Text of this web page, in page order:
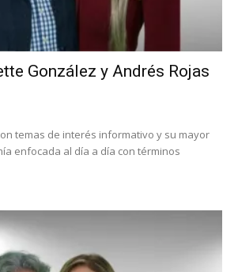
González y Andrés Rojas
temas de interés informativo y su mayor
enfocada al día a día con términos